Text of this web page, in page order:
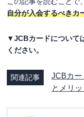
自分が入会するべきカ
▼JCBカードについて
ください。
関連記事
JCBカー
とメリ